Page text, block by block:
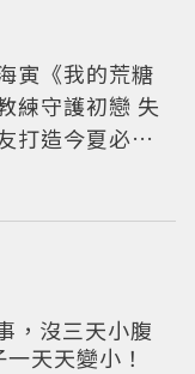
寅《我的荒糖
練守護初戀 失
打造今夏必看
，沒三天小腹
天天變小！